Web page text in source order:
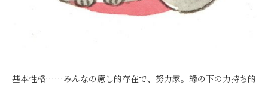
基本性格……みんなの癒し的存在で、努力家。縁の下の力持ち的